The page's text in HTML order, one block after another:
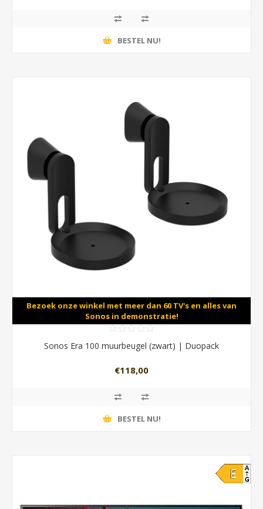
BESTEL NU!
Bezoek onze winkel met meer dan 60 TV's en alles van
Sonos in demonstratie!
Sonos Era 100 muurbeugel (zwart) | Duopack
€118,00
BESTEL NU!